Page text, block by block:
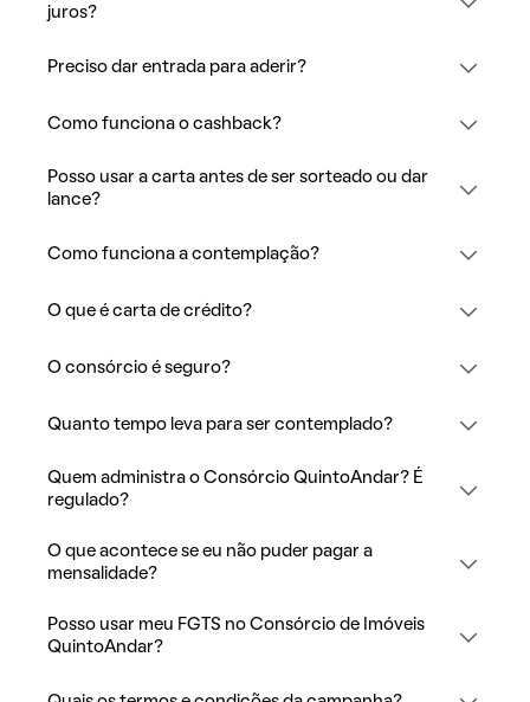
juros?
Preciso dar entrada para aderir?
Como funciona o cashback?
Posso usar a carta antes de ser sorteado ou dar
lance?
Como funciona a contemplação?
O que é carta de crédito?
O consórcio é seguro?
Quanto tempo leva para ser contemplado?
Quem administra o Consórcio QuintoAndar? É
regulado?
O que acontece se eu não puder pagar a
mensalidade?
Posso usar meu FGTS no Consórcio de Imóveis
QuintoAndar?